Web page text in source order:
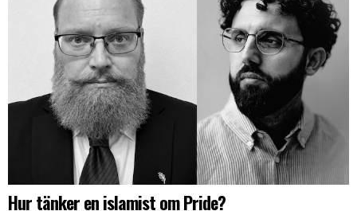
Hur tänker en islamist om Pride?